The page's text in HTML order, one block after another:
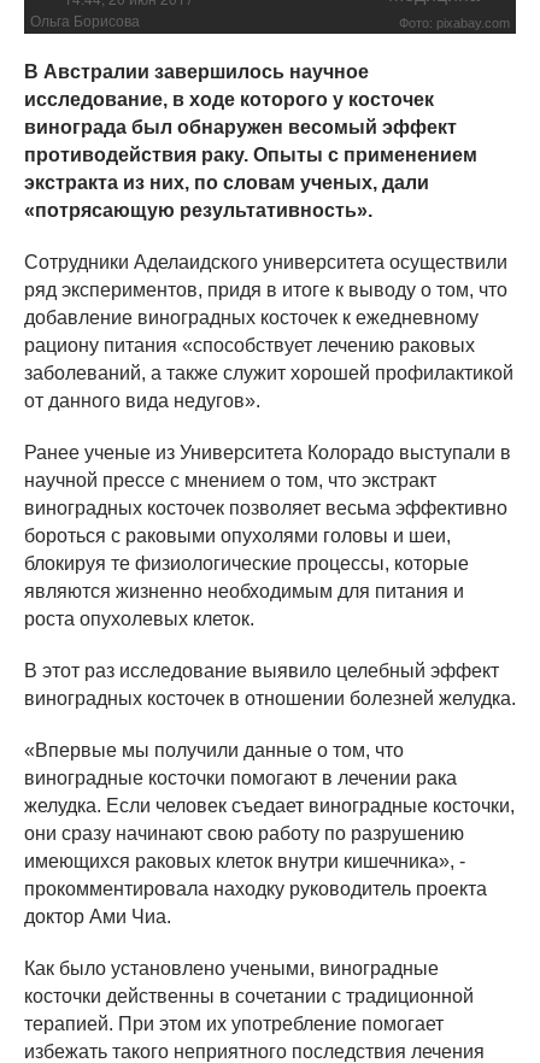
Ольга Борисова Фото: pixabay.com
В Австралии завершилось научное
исследование, в ходе которого у косточек
винограда был обнаружен весомый эффект
противодействия раку. Опыты с применением
экстракта из них, по словам ученых, дали
«потрясающую результативность».
Сотрудники Аделаидского университета осуществили
ряд экспериментов, придя в итоге к выводу о том, что
добавление виноградных косточек к ежедневному
рациону питания «способствует лечению раковых
заболеваний, а также служит хорошей профилактикой
от данного вида недугов».
Ранее ученые из Университета Колорадо выступали в
научной прессе с мнением о том, что экстракт
виноградных косточек позволяет весьма эффективно
бороться с раковыми опухолями головы и шеи,
блокируя те физиологические процессы, которые
являются жизненно необходимым для питания и
роста опухолевых клеток.
В этот раз исследование выявило целебный эффект
виноградных косточек в отношении болезней желудка.
«Впервые мы получили данные о том, что
виноградные косточки помогают в лечении рака
желудка. Если человек съедает виноградные косточки,
они сразу начинают свою работу по разрушению
имеющихся раковых клеток внутри кишечника», -
прокомментировала находку руководитель проекта
доктор Ами Чиа.
Как было установлено учеными, виноградные
косточки действенны в сочетании с традиционной
терапией. При этом их употребление помогает
избежать такого неприятного последствия лечения